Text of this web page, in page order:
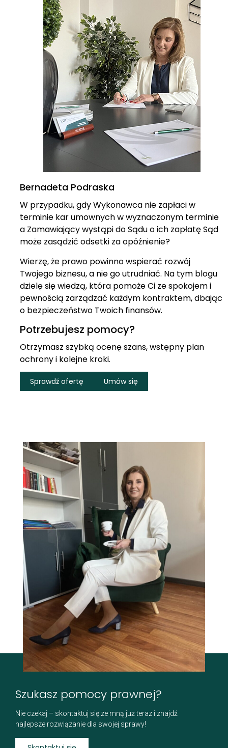
Bernadeta Podraska
W przypadku, gdy Wykonawca nie zapłaci w
terminie kar umownych w wyznaczonym terminie
a Zamawiający wystąpi do Sądu o ich zapłatę Sąd
może zasądzić odsetki za opóźnienie?
Wierzę, że prawo powinno wspierać rozwój
Twojego biznesu, a nie go utrudniać. Na tym blogu
dzielę się wiedzą, która pomoże Ci ze spokojem i
pewnością zarządzać każdym kontraktem, dbając
o bezpieczeństwo Twoich finansów.
Potrzebujesz pomocy?
Otrzymasz szybką ocenę szans, wstępny plan
ochrony i kolejne kroki.
Sprawdź ofertę Umów się
Szukasz pomocy prawnej?
Nie czekaj – skontaktuj się ze mną już teraz i znajdź
najlepsze rozwiązanie dla swojej sprawy!